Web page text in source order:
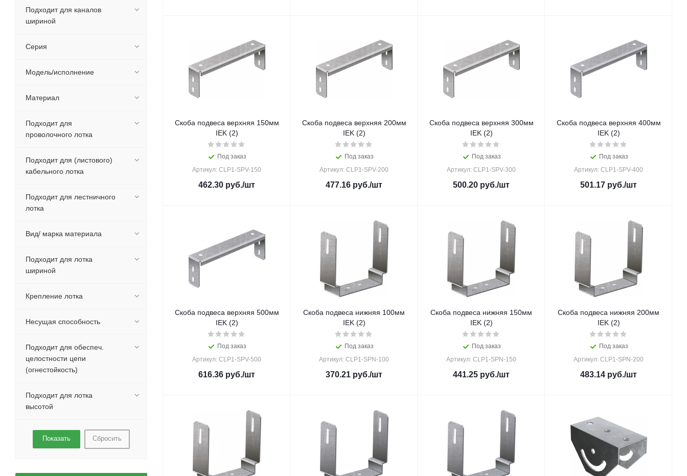
Скоба подвеса верхняя 150мм
IEK (2)
Под заказ
Артикул: CLP1-SPV-150
462.30 руб./шт
Скоба подвеса верхняя 200мм
IEK (2)
Под заказ
Артикул: CLP1-SPV-200
477.16 руб./шт
Скоба подвеса верхняя 300мм
IEK (2)
Под заказ
Артикул: CLP1-SPV-300
500.20 руб./шт
Скоба подвеса верхняя 400мм
IEK (2)
Под заказ
Артикул: CLP1-SPV-400
501.17 руб./шт
Скоба подвеса верхняя 500мм
IEK (2)
Под заказ
Артикул: CLP1-SPV-500
616.36 руб./шт
Скоба подвеса нижняя 100мм
IEK (2)
Под заказ
Артикул: CLP1-SPN-100
370.21 руб./шт
Скоба подвеса нижняя 150мм
IEK (2)
Под заказ
Артикул: CLP1-SPN-150
441.25 руб./шт
Скоба подвеса нижняя 200мм
IEK (2)
Под заказ
Артикул: CLP1-SPN-200
483.14 руб./шт
Подходит для каналов
шириной
Серия
Модель/исполнение
Материал
Подходит для
проволочного лотка
Подходит для (листового)
кабельного лотка
Подходит для лестничного
лотка
Вид/ марка материала
Подходит для лотка
шириной
Крепление лотка
Несущая способность
Подходит для обеспеч.
целостности цепи
(огнестойкость)
Подходит для лотка
высотой
Сбросить